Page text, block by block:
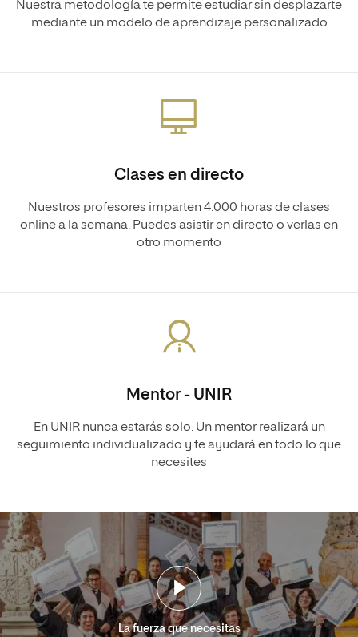
Nuestra metodología te permite estudiar sin desplazarte
mediante un modelo de aprendizaje personalizado
Clases en directo
Nuestros profesores imparten 4.000 horas de clases
online a la semana. Puedes asistir en directo o verlas en
otro momento
Mentor - UNIR
En UNIR nunca estarás solo. Un mentor realizará un
seguimiento individualizado y te ayudará en todo lo que
necesites
La fuerza que necesitas